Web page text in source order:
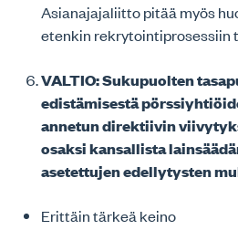
Asianajajaliitto pitää myös
etenkin rekrytointiprosessiin
VALTIO: Sukupuolten
edistämisestä
annetun direktiivin
osaksi kansallista
asetettujen edellytysten
Erittäin tärkeä keino